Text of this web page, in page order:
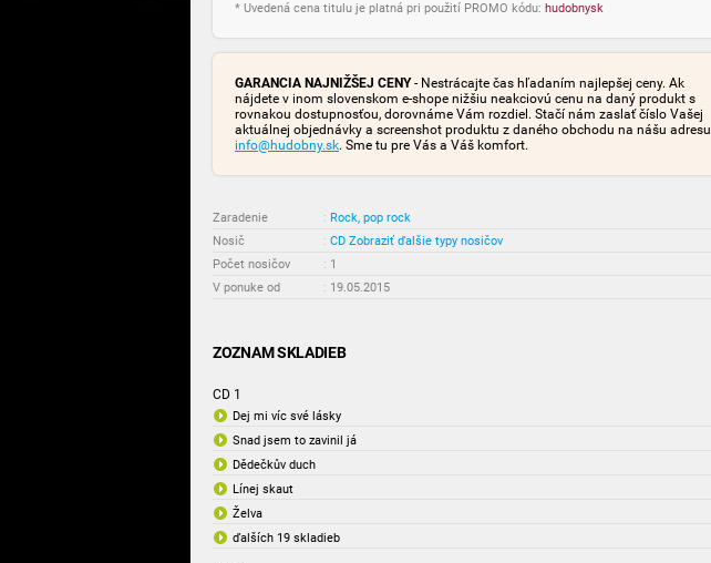
* Uvedená cena titulu je platná pri použití PROMO kódu: hudobnysk
GARANCIA NAJNIŽŠEJ CENY- Nestrácajte čas hľadaním najlepšej ceny. Ak
nájdete v inom slovenskom e-shope nižšiu neakciovú cenu na daný produkt s
rovnakou dostupnosťou, dorovnáme Vám rozdiel. Stačí nám zaslať číslo Vašej
aktuálnej objednávky a screenshot produktu z daného obchodu na nášu adresu
info@hudobny.sk. Sme tu pre Vás a Váš komfort.
Zaradenie : Rock, pop rock
Nosič
: CD Zobraziť ďalšie typy nosičov
Počet nosičov
: 1
V ponuke od
: 19.05.2015
ZOZNAM SKLADIEB
CD 1
Dej mi víc své lásky
Snad jsem to zavinil já
Dědečkův duch
Línej skaut
Želva
ďalších 19 skladieb